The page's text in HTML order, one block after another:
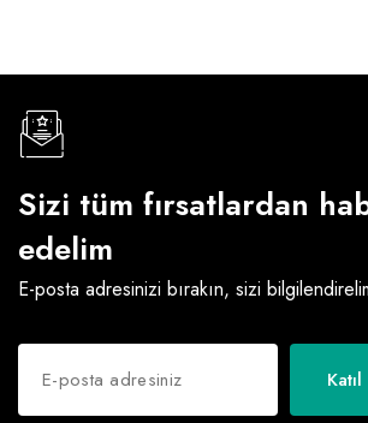
Seyahat - Rent A Car
Tabela - Dijital Baskı
Sizi tüm fırsatlardan
edelim
E-posta adresinizi bırakın, sizi
Katıl